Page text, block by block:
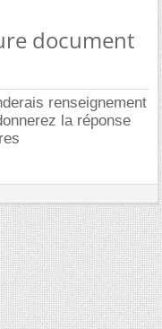
document
renseignement
la réponse